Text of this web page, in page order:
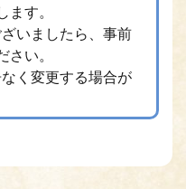
ます。
いましたら、事前
さい。
く変更する場合が